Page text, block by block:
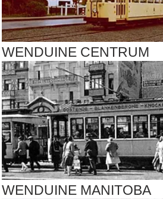
WENDUINE CENTRUM
WENDUINE MANITOBA